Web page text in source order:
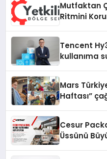
Mutfaktan
Ritmini
Tencent
kullanıma
Mars
Haftası”
Cesur
Üssünü